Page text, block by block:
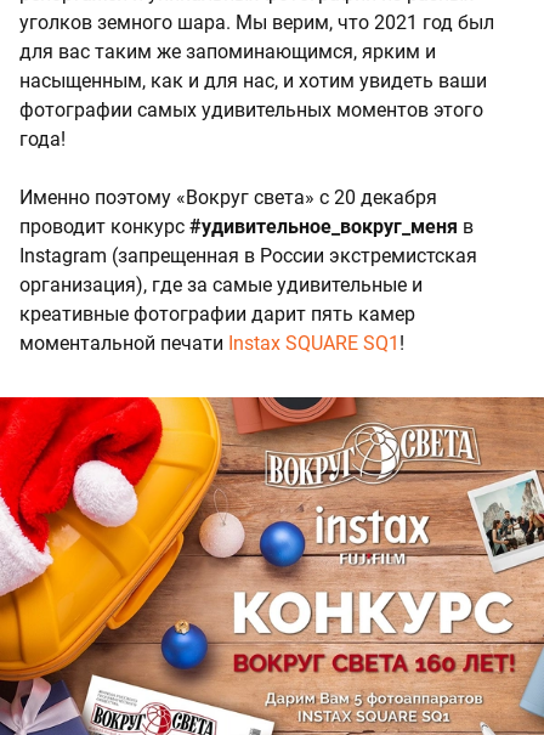
уголков земного шара. Мы верим, что 2021 год был
для вас таким же запоминающимся, ярким и
насыщенным, как и для нас, и хотим увидеть ваши
фотографии самых удивительных моментов этого
года!
Именно поэтому «Вокруг света» с 20 декабря
проводит конкурс #удивительное_вокруг_меня в
Instagram (запрещенная в России экстремистская
организация), где за самые удивительные и
креативные фотографии дарит пять камер
моментальной печати Instax SQUARE SQ1 !